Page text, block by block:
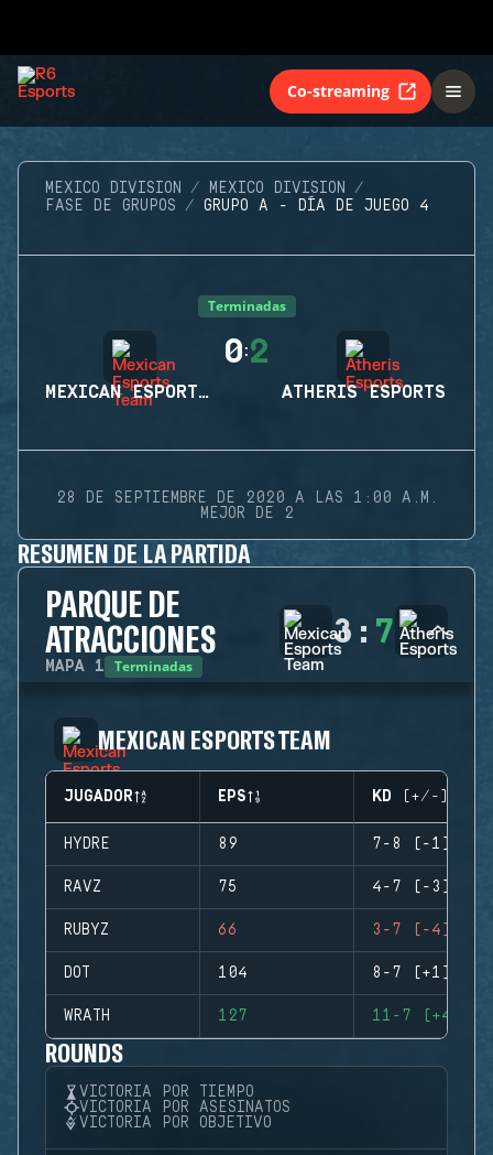
Co-streaming
MEXICO DIVISION
MEXICO DIVISION
FASE DE GRUPOS
GRUPO A - DÍA DE JUEGO 4
Terminadas
MEXICAN ESPORTS TEAM
0:2
ATHERIS ESPORTS
28 DE SEPTIEMBRE DE 2020 A LAS 1:00 A.M.
MEJOR DE 2
RESUMEN DE LA PARTIDA
PARQUE DE
ATRACCIONES
MAPA 1 Terminadas
3 : 7
MEXICAN ESPORTS TEAM
JUGADOR EPS KD (+/-)
HYDRE 89 7-8 (-1)
RAVZ 75 4-7 (-3)
RUBYZ 66 3-7 (-4)
DOT 104 8-7 (+1)
WRATH 127 11-7 (+4)
ROUNDS
VICTORIA POR TIEMPO
VICTORIA POR ASESINATOS
VICTORIA POR OBJETIVO